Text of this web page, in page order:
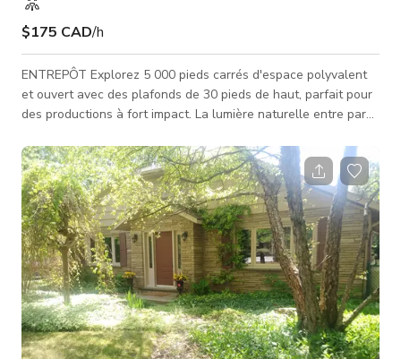
$175 CAD/h
ENTREPÔT Explorez 5 000 pieds carrés d'espace polyvalent
et ouvert avec des plafonds de 30 pieds de haut, parfait pour
des productions à fort impact. La lumière naturelle entre par
porte de garage de 12’ x 12’ facilite le chargement du
matériel. 4300 pieds carrés Plafonds de 25’ Accès par
véhicule Fenêtres orientées nord et ouest DONJON Entrez
dans notre espace de style donjon avec des plafonds
métalliques de 9 pied